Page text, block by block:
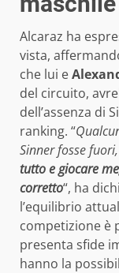
Alcaraz ha
vista,
che lui e
del circuito,
dell’assenza di
ranking. “
Sinner fosse
tutto e giocare
corretto“, ha
l’equilibrio
competizione è
presenta sfide
hanno la